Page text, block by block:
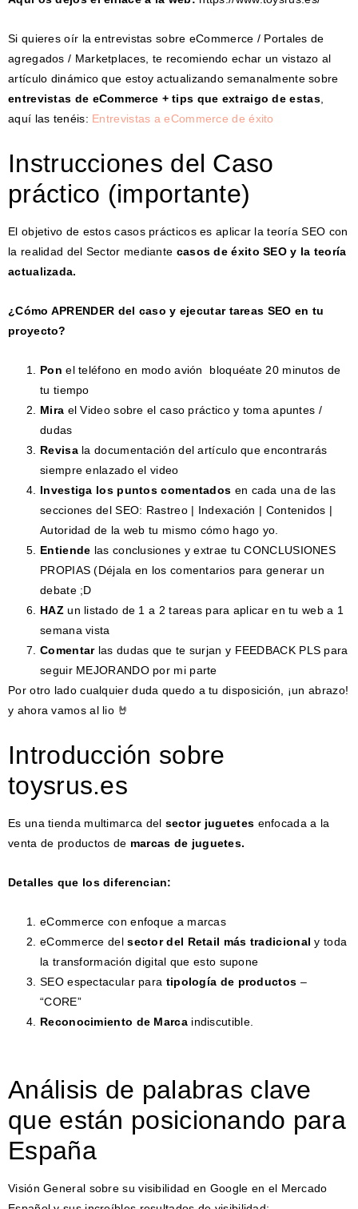
Si quieres oír la entrevistas sobre eCommerce / Portales de
agregados / Marketplaces, te recomiendo echar un vistazo al
artículo dinámico que estoy actualizando semanalmente sobre
entrevistas de eCommerce + tips que extraigo de estas,
aquí las tenéis: Entrevistas a eCommerce de éxito
Instrucciones del Caso
práctico (importante)
El objetivo de estos casos prácticos es aplicar la teoría SEO con
la realidad del Sector mediante casos de éxito SEO y la teoría
actualizada.
¿Cómo APRENDER del caso y ejecutar tareas SEO en tu
proyecto?
Pon el teléfono en modo avión bloquéate 20 minutos de
tu tiempo
Mira el Video sobre el caso práctico y toma apuntes /
dudas
Revisala documentación del artículo que encontrarás
siempre enlazado el video
Investiga los puntos comentados en cada una de las
secciones del SEO: Rastreo | Indexación | Contenidos |
Autoridad de la web tu mismo cómo hago yo.
Entiende las conclusiones y extrae tu CONCLUSIONES
PROPIAS (Déjala en los comentarios para generar un
debate ;D
HAZ un listado de 1 a 2 tareas para aplicar en tu web a 1
semana vista
Comentar las dudas que te surjan y FEEDBACK PLS para
seguir MEJORANDO por mi parte
Por otro lado cualquier duda quedo a tu disposición, ¡un abrazo!
y ahora vamos al lio 🤘
Introducción sobre
toysrus.es
Es una tienda multimarca del sector juguetes enfocada a la
venta de productos de marcas de juguetes.
Detalles que los diferencian:
eCommerce con enfoque a marcas
eCommerce delsector del Retail más tradicionaly toda
la transformación digital que esto supone
SEO espectacular para tipología de productos –
“CORE”
Reconocimiento de Marcaindiscutible.
Análisis de palabras clave
que están posicionando para
España
Visión General sobre su visibilidad en Google en el Mercado